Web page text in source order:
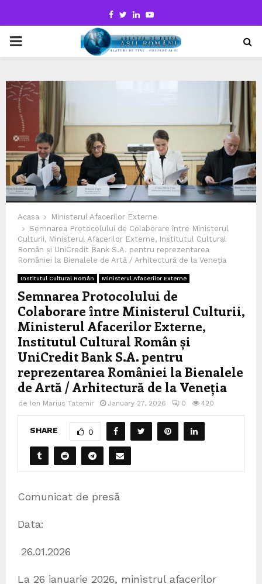
Facebook
TwitterLinkedinYoutube
PRIMARY
Acasa
Ministerul Afacerilor Externe
Semnarea Protocolului de Colaborare între Ministerul
Culturii, Ministerul Afacerilor Externe, Institutul Cultural
Român și UniCredit Bank S.A. pentru reprezentarea
României la Bienalele de Artă / Arhitectură de la Veneția
Institutul Cultural Român Ministerul Afacerilor Externe
Semnarea Protocolului de
Colaborare între Ministerul Culturii,
Ministerul Afacerilor Externe,
Institutul Cultural Român și
UniCredit Bank S.A. pentru
reprezentarea României la Bienalele
de Artă / Arhitectură de la Veneția
de Ion Marius Tatomir January 27, 2026 0 420
SHARE 0
Comunicat de presă
Data:
26.01.2026
La 26 ianuarie 2026, ministrul afacerilor